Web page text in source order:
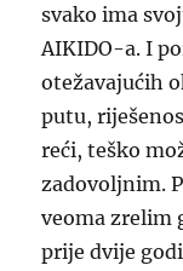
svako ima
AIKIDO-a. I
otežavajućih
putu,
reći,teško
zadovoljnim.
veoma zrelim
prije dvije